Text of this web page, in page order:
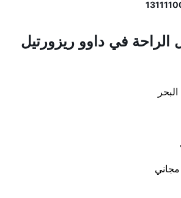
الراحة في داوو ريزورتيل